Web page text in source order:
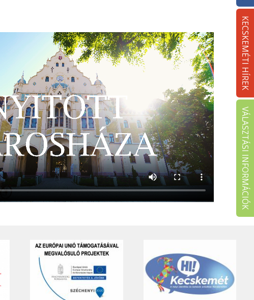
KECSKEMÉTI HÍREK
VÁLASZTÁSI INFORMÁCIÓK